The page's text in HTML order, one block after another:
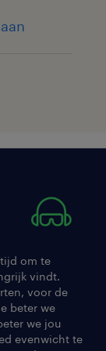
om te
vindt.
voor de
beter we
we jou
evenwicht te